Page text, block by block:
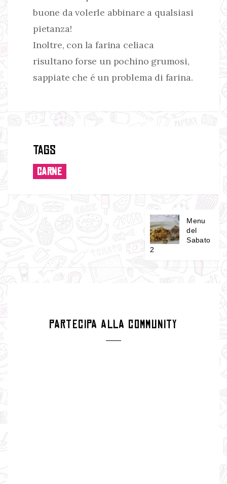
buone da volerle abbinare a qualsiasi
pietanza!
Inoltre, con la farina celiaca
risultano forse un pochino grumosi,
sappiate che é un problema di farina.
Tags
CARNE
Menu
del
Sabato
2
PARTECIPA ALLA COMMUNITY